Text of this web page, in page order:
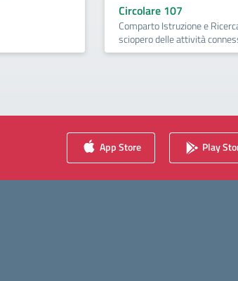
Circolare 107
Comparto Istruzione e
sciopero delle attività
App Store Play